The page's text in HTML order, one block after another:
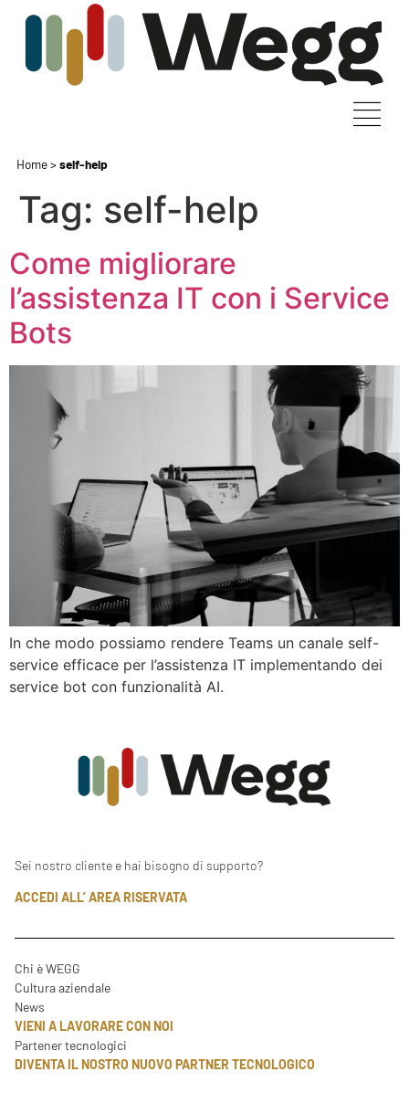
Home>self-help
Tag: self-help
Come migliorare
l’assistenza IT con i Service
Bots
In che modo possiamo rendere Teams un canale self-
service efficace per l’assistenza IT implementando dei
service bot con funzionalità AI.
Sei nostro cliente e hai bisogno di supporto?
ACCEDI ALL’ AREA RISERVATA
Chi è WEGG
Cultura aziendale
News
VIENI A LAVORARE CON NOI
Partener tecnologici
DIVENTA IL NOSTRO NUOVO PARTNER TECNOLOGICO